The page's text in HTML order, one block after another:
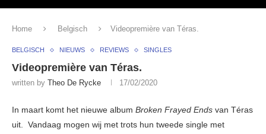
Home Belgisch Videopremière van Téras.
BELGISCH NIEUWS REVIEWS SINGLES
Videopremière van Téras.
written by Theo De Rycke 17/02/2020
In maart komt het nieuwe album Broken Frayed Ends van Téras
uit. Vandaag mogen wij met trots hun tweede single met